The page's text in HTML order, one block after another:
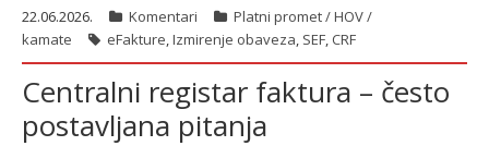
22.06.2026. Komentari
Platni promet / HOV /
kamate
eFakture,Izmirenje obaveza, SEF, CRF
Centralni registar faktura – često
postavljana pitanja